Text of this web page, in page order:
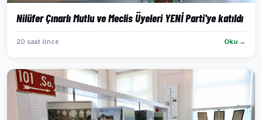
Nilüfer Çınarlı Mutlu ve Meclis Üyeleri YENİ Parti'ye katıldı
20 saat önce Oku →